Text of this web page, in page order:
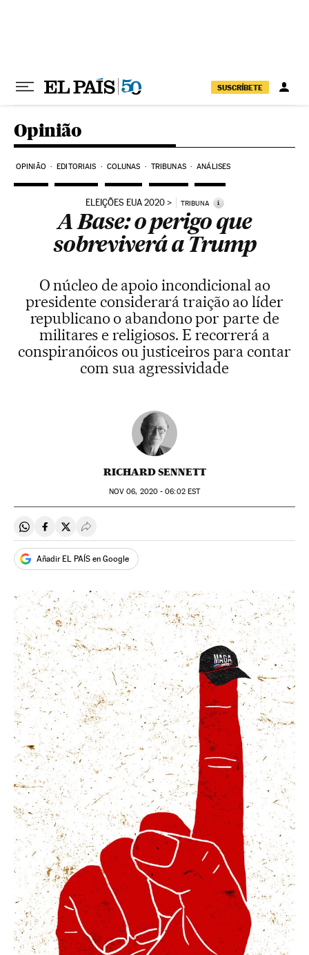
SUSCRÍBETE
Opinião
OPINIÃO EDITORIAIS COLUNAS TRIBUNAS ANÁLISES
ELEIÇÕES EUA 2020 TRIBUNA i
A Base: o perigo que
sobreviverá a Trump
O núcleo de apoio incondicional ao
presidente considerará traição ao líder
republicano o abandono por parte de
militares e religiosos. E recorrerá a
conspiranóicos ou justiceiros para contar
com sua agressividade
RICHARD SENNETT
NOV 06, 2020 - 06:02EST
Compartir en Whatsapp
Compartir en Facebook
Compartir en Twitter
Desplegar Redes Sociales
Añadir EL PAÍS en Google